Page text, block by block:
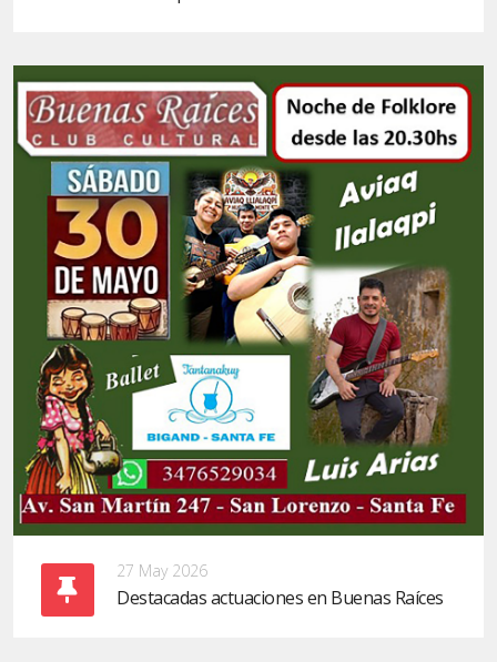
27 May 2026
Destacadas actuaciones en Buenas Raíces